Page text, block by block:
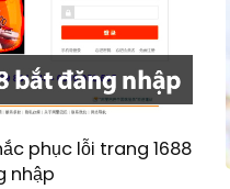
phục lỗi trang 1688
nhập